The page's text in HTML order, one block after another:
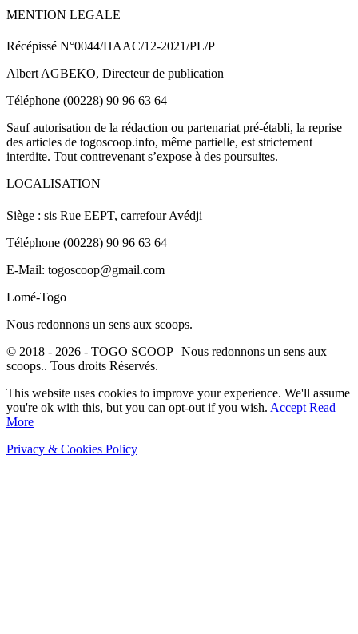
MENTION LEGALE
Récépissé N°0044/HAAC/12-2021/PL/P
Albert AGBEKO, Directeur de publication
Téléphone (00228) 90 96 63 64
Sauf autorisation de la rédaction ou partenariat pré-établi, la reprise
des articles de togoscoop.info, même partielle, est strictement
interdite. Tout contrevenant s’expose à des poursuites.
LOCALISATION
Siège : sis Rue EEPT, carrefour Avédji
Téléphone (00228) 90 96 63 64
E-Mail: togoscoop@gmail.com
Lomé-Togo
Nous redonnons un sens aux scoops.
© 2018 - 2026 - TOGO SCOOP | Nous redonnons un sens aux
scoops.. Tous droits Réservés.
This website uses cookies to improve your experience. We'll assume
you're ok with this, but you can opt-out if you wish. Accept Read
More
Privacy & Cookies Policy